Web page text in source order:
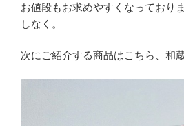
お値段もお求めやすくなっており
しなく。
次にご紹介する商品はこちら、和